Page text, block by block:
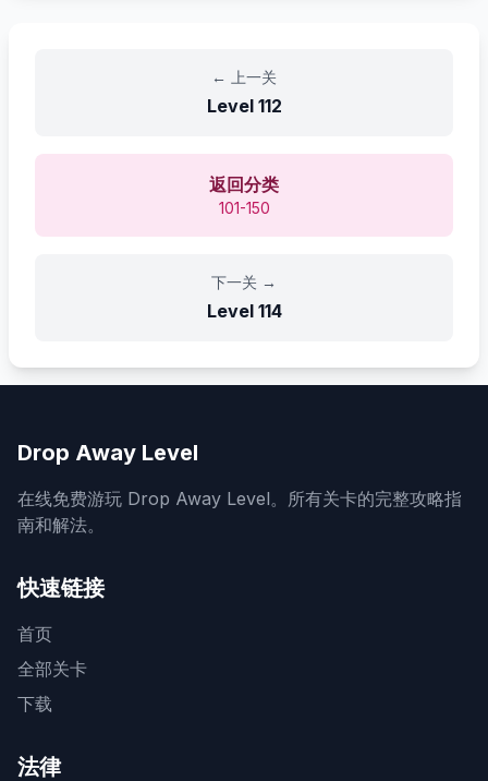
← 上一关
Level 112
返回分类
101-150
下一关 →
Level 114
Drop Away Level
在线免费游玩 Drop Away Level。所有关卡的完整攻略指
南和解法。
快速链接
首页
全部关卡
下载
法律